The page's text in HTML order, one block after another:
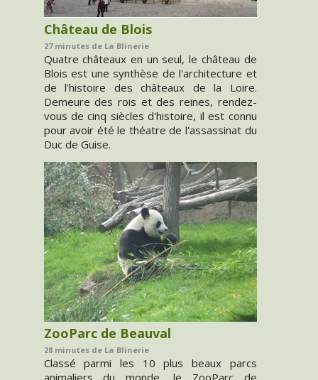
Château de Blois
27 minutes de La Blinerie
Quatre châteaux en un seul, le château de
Blois est une synthèse de l'architecture et
de l'histoire des châteaux de la Loire.
Demeure des rois et des reines, rendez-
vous de cinq siècles d'histoire, il est connu
pour avoir été le théatre de l'assassinat du
Duc de Guise.
ZooParc de Beauval
28 minutes de La Blinerie
Classé parmi les 10 plus beaux parcs
animaliers du monde, le ZooParc de